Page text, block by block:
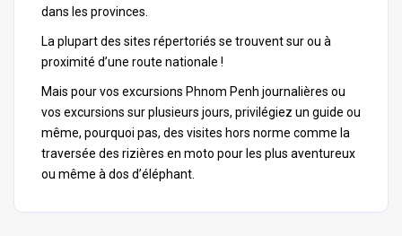
dans les provinces.
La plupart des sites répertoriés se trouvent sur ou à
proximité d’une route nationale !
Mais pour vos excursions Phnom Penh journalières ou
vos excursions sur plusieurs jours, privilégiez un guide ou
même, pourquoi pas, des visites hors norme comme la
traversée des rizières en moto pour les plus aventureux
ou même à dos d’éléphant.